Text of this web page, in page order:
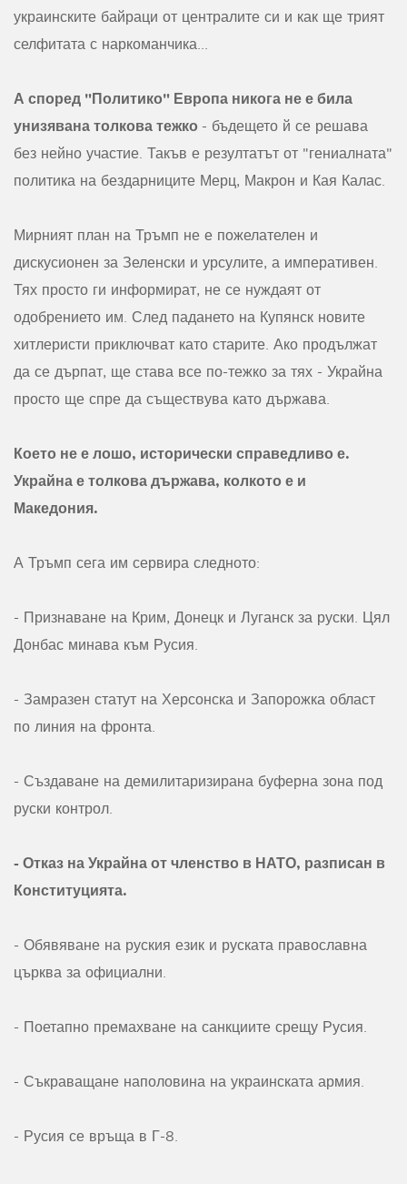
украинските байраци от централите си и как ще трият
селфитата с наркоманчика...
А според "Политико" Европа никога не е била
унизявана толкова тежко - бъдещето й се решава
без нейно участие. Такъв е резултатът от "гениалната"
политика на бездарниците Мерц, Макрон и Кая Калас.
Мирният план на Тръмп не е пожелателен и
дискусионен за Зеленски и урсулите, а императивен.
Тях просто ги информират, не се нуждаят от
одобрението им. След падането на Купянск новите
хитлеристи приключват като старите. Ако продължат
да се дърпат, ще става все по-тежко за тях - Украйна
просто ще спре да съществува като държава.
Което не е лошо, исторически справедливо е.
Украйна е толкова държава, колкото е и
Македония.
А Тръмп сега им сервира следното:
- Признаване на Крим, Донецк и Луганск за руски. Цял
Донбас минава към Русия.
- Замразен статут на Херсонска и Запорожка област
по линия на фронта.
- Създаване на демилитаризирана буферна зона под
руски контрол.
- Отказ на Украйна от членство в НАТО, разписан в
Конституцията.
- Обявяване на руския език и руската православна
църква за официални.
- Поетапно премахване на санкциите срещу Русия.
- Съкраващане наполовина на украинската армия.
- Русия се връща в Г-8.